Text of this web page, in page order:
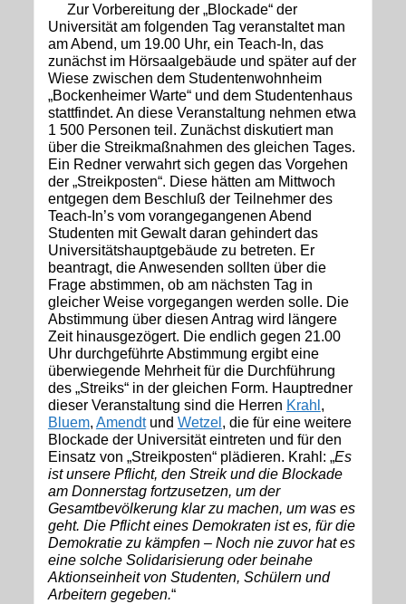
Zur Vorbereitung der „Blockade“ der
Universität am folgenden Tag veranstaltet man
am Abend, um 19.00 Uhr, ein Teach-In, das
zunächst im Hörsaalgebäude und später auf der
Wiese zwischen dem Studentenwohnheim
„Bockenheimer Warte“ und dem Studentenhaus
stattfindet. An diese Veranstaltung nehmen etwa
1 500 Personen teil. Zunächst diskutiert man
über die Streikmaßnahmen des gleichen Tages.
Ein Redner verwahrt sich gegen das Vorgehen
der „Streikposten“. Diese hätten am Mittwoch
entgegen dem Beschluß der Teilnehmer des
Teach-In’s vom vorangegangenen Abend
Studenten mit Gewalt daran gehindert das
Universitätshauptgebäude zu betreten. Er
beantragt, die Anwesenden sollten über die
Frage abstimmen, ob am nächsten Tag in
gleicher Weise vorgegangen werden solle. Die
Abstimmung über diesen Antrag wird längere
Zeit hinausgezögert. Die endlich gegen 21.00
Uhr durchgeführte Abstimmung ergibt eine
überwiegende Mehrheit für die Durchführung
des „Streiks“ in der gleichen Form. Hauptredner
dieser Veranstaltung sind die Herren Krahl,
Bluem, Amendtund Wetzel, die für eine weitere
Blockade der Universität eintreten und für den
Einsatz von „Streikposten“ plädieren. Krahl: „Es
ist unsere Pflicht, den Streik und die Blockade
am Donnerstag fortzusetzen, um der
Gesamtbevölkerung klar zu machen, um was es
geht. Die Pflicht eines Demokraten ist es, für die
Demokratie zu kämpfen – Noch nie zuvor hat es
eine solche Solidarisierung oder beinahe
Aktionseinheit von Studenten, Schülern und
Arbeitern gegeben.“